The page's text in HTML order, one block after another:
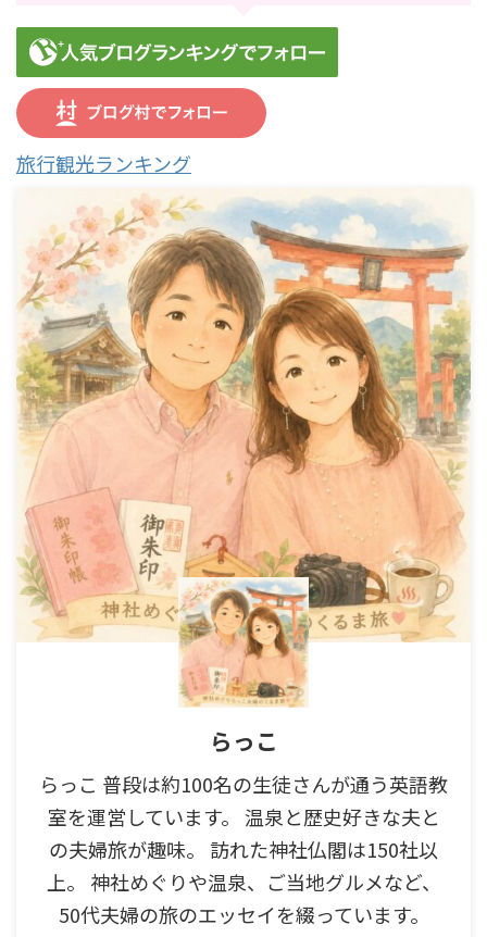
旅行観光ランキング
らっこ
らっこ 普段は約100名の生徒さんが通う英語教
室を運営しています。 温泉と歴史好きな夫と
の夫婦旅が趣味。 訪れた神社仏閣は150社以
上。 神社めぐりや温泉、ご当地グルメなど、
50代夫婦の旅のエッセイを綴っています。